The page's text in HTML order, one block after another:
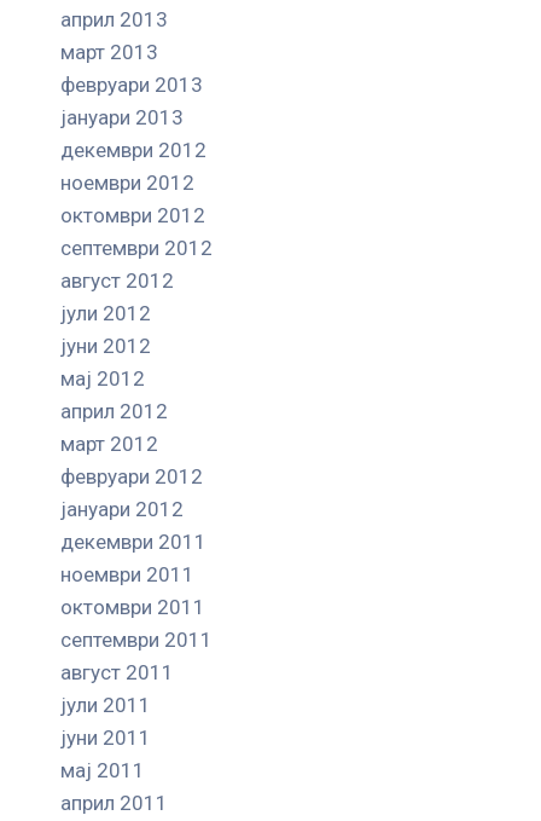
април 2013
март 2013
февруари 2013
јануари 2013
декември 2012
ноември 2012
октомври 2012
септември 2012
август 2012
јули 2012
јуни 2012
мај 2012
април 2012
март 2012
февруари 2012
јануари 2012
декември 2011
ноември 2011
октомври 2011
септември 2011
август 2011
јули 2011
јуни 2011
мај 2011
април 2011